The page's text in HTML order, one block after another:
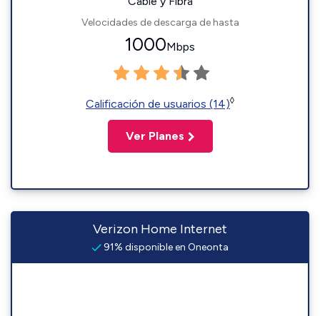
Velocidades de descarga de hasta
1000Mbps
Calificación de usuarios (14)◊
Ver Planes
Verizon Home Internet
91% disponible en Oneonta